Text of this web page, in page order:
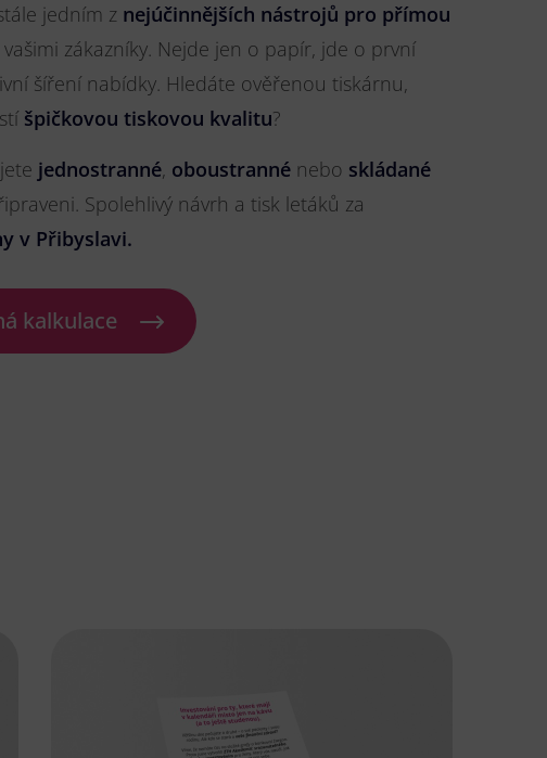
jedním z nejúčinnějších nástrojů pro přímou
vašimi zákazníky. Nejde jen o papír, jde o první
šíření nabídky. Hledáte ověřenou tiskárnu,
špičkovou tiskovou kvalitu?
jednostranné, oboustranné nebo skládané
Spolehlivý návrh a tisk letáků za
v Přibyslavi.
kalkulace